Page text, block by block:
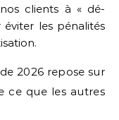
clients à « dé-
les pénalités
2026 repose sur
ce que les autres